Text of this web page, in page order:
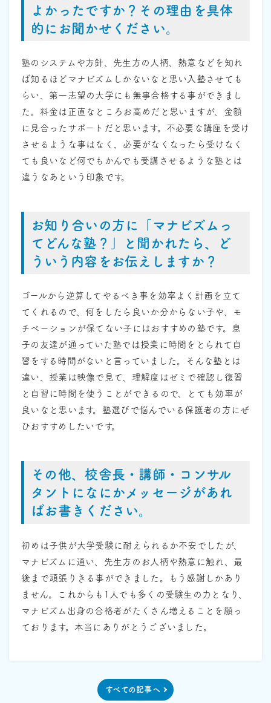
よかったですか？その理由を具体
的にお聞かせください。
塾のシステムや方針、先生方の人柄、熱意などを知れ
ば知るほどマナビズムしかないなと思い入塾させても
らい、第一志望の大学にも無事合格する事ができまし
た。料金は正直なところお高めだと思いますが、金額
に見合ったサポートだと思います。不必要な講座を受け
させるような事はなく、必要がなくなったら受けなく
ても良いなど何でもかんでも受講させるような塾とは
違うなあという印象です。
お知り合いの方に「マナビズムっ
てどんな塾？」と聞かれたら、ど
ういう内容をお伝えしますか？
ゴールから逆算してやるべき事を効率よく計画を立て
てくれるので、何をしたら良いか分からない子や、モ
チベーションが保てない子にはおすすめの塾です。息
子の友達が通っていた塾では授業に時間をとられて自
習をする時間がないと言っていました。そんな塾とは
違い、授業は映像で見て、理解度はゼミで確認し復習
と自習に時間を使うことができるので、とても効率が
良いなと思います。塾選びで悩んでいる保護者の方にぜ
ひおすすめしたいです。
その他、校舎長・講師・コンサル
タントになにかメッセージがあれ
ばお書きください。
初めは子供が大学受験に耐えられるか不安でしたが、
マナビズムに通い、先生方のお人柄や熱意に触れ、最
後まで頑張りきる事ができました。もう感謝しかあり
ません。これからも1人でも多くの受験生の力となり、
マナビズム出身の合格者がたくさん増えることを願っ
ております。本当にありがとうございました。
すべての記事へ